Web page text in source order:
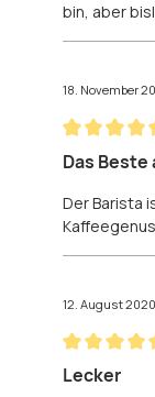
bin, aber
18. November
Bewertung
Das Beste
Der Barista
12. August
Bewertung
Lecker